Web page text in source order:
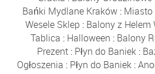
Bańki Mydlane Kraków : Miasto
Wesele Sklep : Balony z Helem
Tablica : Halloween : Balony
Prezent : Płyn do Baniek :
Ogłoszenia : Płyn do Baniek :